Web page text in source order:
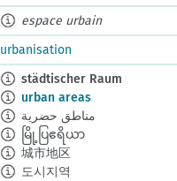
espace urbain
urbanisation
städtischer Raum
urban areas
مناطق حضرية
မြို့ပြဧရိယာ
城市地区
도시지역